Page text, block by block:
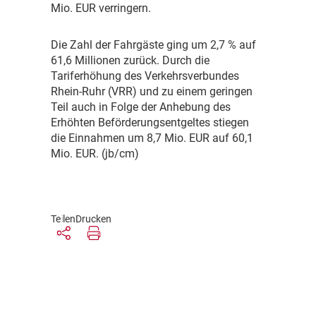
Mio. EUR verringern.
Die Zahl der Fahrgäste ging um 2,7 % auf
61,6 Millionen zurück. Durch die
Tariferhöhung des Verkehrsverbundes
Rhein-Ruhr (VRR) und zu einem geringen
Teil auch in Folge der Anhebung des
Erhöhten Beförderungsentgeltes stiegen
die Einnahmen um 8,7 Mio. EUR auf 60,1
Mio. EUR. (jb/cm)
TeilenDrucken